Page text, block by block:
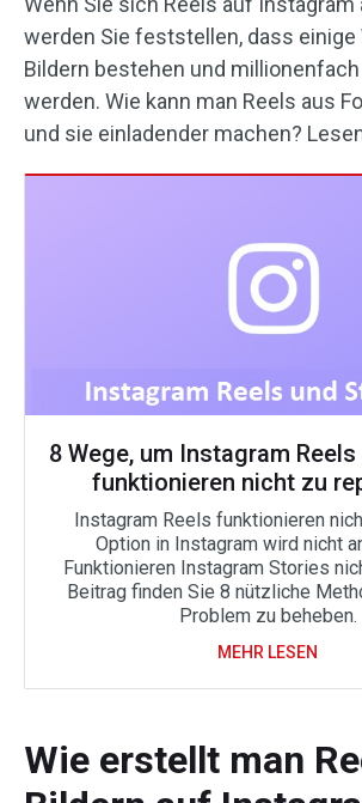
werden Sie feststellen, dass einige
Bildern bestehen und
werden. Wie kann man Reels aus
und sie einladender machen?
8 Wege, um Instagram
funktionieren nicht zu
Instagram Reels funktionieren
Option in Instagram wird nicht
Funktionieren Instagram Stories
Beitrag finden Sie 8 nützliche
Problem zu beheben.
MEHR LESEN
Wie erstellt man